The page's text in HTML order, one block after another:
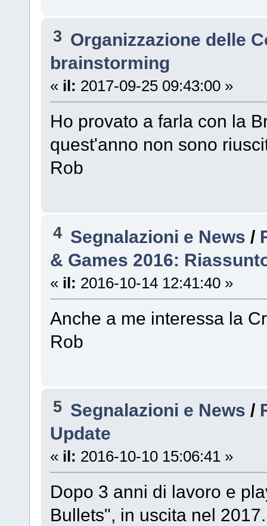
3 Organizzazione delle
brainstorming
« il: 2017-09-25 09:43:00 »
Ho provato a farla con la
quest'anno non sono
Rob
4 Segnalazioni e News /
& Games 2016:
« il: 2016-10-14 12:41:40 »
Anche a me interessa la
Rob
5 Segnalazioni e News /
Update
« il: 2016-10-10 15:06:41 »
Dopo 3 anni di lavoro e
Bullets", in uscita nel 2017.